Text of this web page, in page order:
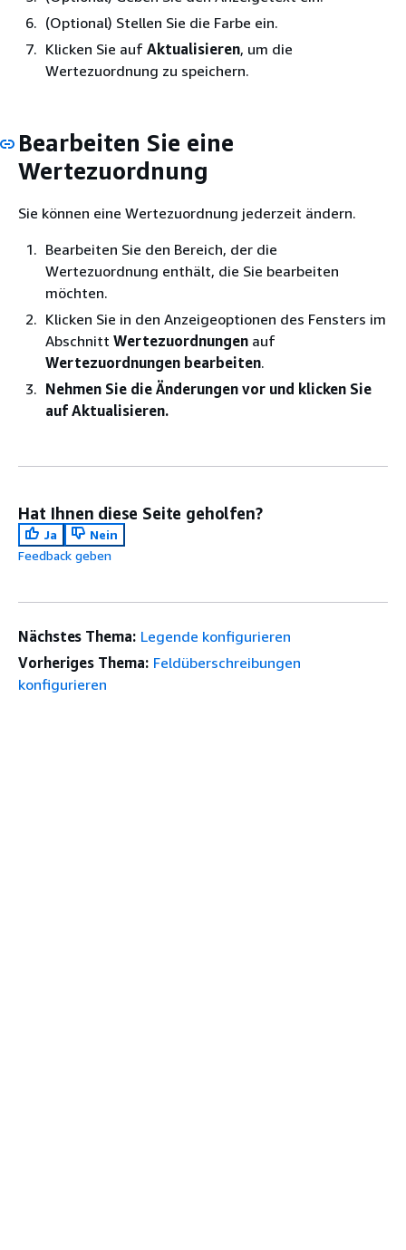
(Optional) Stellen Sie die Farbe ein.
Klicken Sie auf Aktualisieren, um die
Wertezuordnung zu speichern.
Bearbeiten Sie eine
Wertezuordnung
Sie können eine Wertezuordnung jederzeit ändern.
Bearbeiten Sie den Bereich, der die
Wertezuordnung enthält, die Sie bearbeiten
möchten.
Klicken Sie in den Anzeigeoptionen des Fensters im
Abschnitt Wertezuordnungen auf
Wertezuordnungen bearbeiten.
Nehmen Sie die Änderungen vor und klicken Sie
auf Aktualisieren.
Hat Ihnen diese Seite geholfen?
Ja
Nein
Feedback geben
Nächstes Thema: Legende konfigurieren
Vorheriges Thema: Feldüberschreibungen
konfigurieren